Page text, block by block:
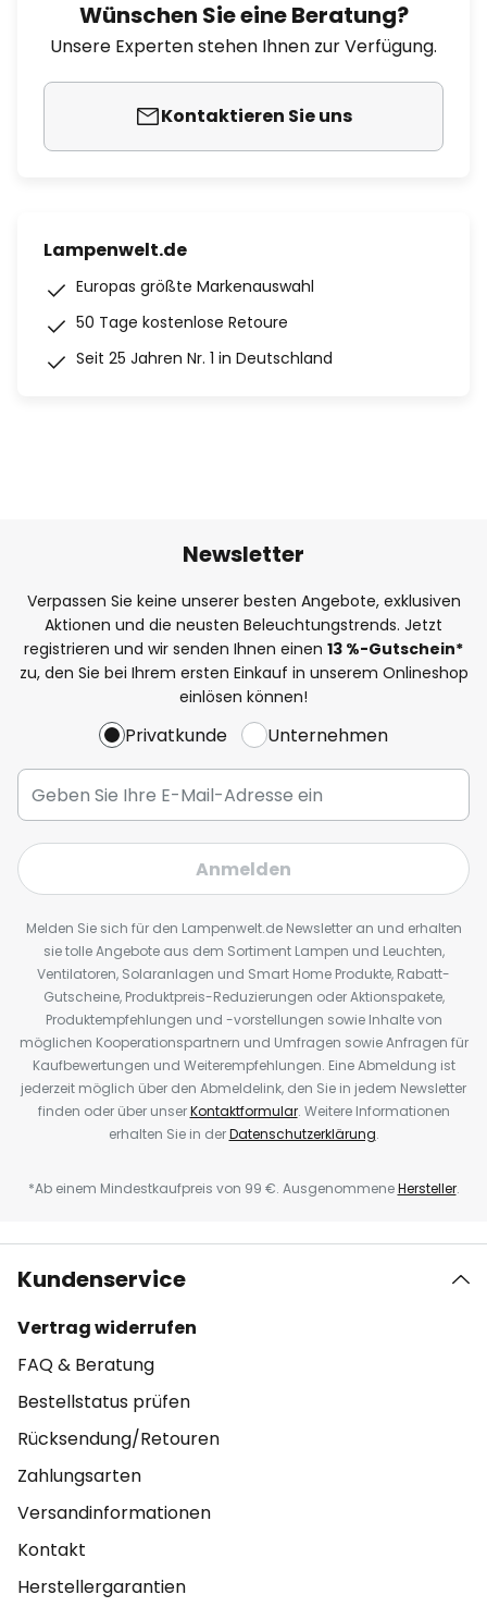
Wünschen Sie eine Beratung?
Unsere Experten stehen Ihnen zur Verfügung.
Kontaktieren Sie uns
Lampenwelt.de
Europas größte Markenauswahl
50 Tage kostenlose Retoure
Seit 25 Jahren Nr. 1 in Deutschland
Newsletter
Verpassen Sie keine unserer besten Angebote, exklusiven
Aktionen und die neusten Beleuchtungstrends. Jetzt
registrieren und wir senden Ihnen einen 13 %-Gutschein*
zu, den Sie bei Ihrem ersten Einkauf in unserem Onlineshop
einlösen können!
Privatkunde Unternehmen
Anmelden
Melden Sie sich für den Lampenwelt.de Newsletter an und erhalten
sie tolle Angebote aus dem Sortiment Lampen und Leuchten,
Ventilatoren, Solaranlagen und Smart Home Produkte, Rabatt-
Gutscheine, Produktpreis-Reduzierungen oder Aktionspakete,
Produktempfehlungen und -vorstellungen sowie Inhalte von
möglichen Kooperationspartnern und Umfragen sowie Anfragen für
Kaufbewertungen und Weiterempfehlungen. Eine Abmeldung ist
jederzeit möglich über den Abmeldelink, den Sie in jedem Newsletter
finden oder über unserKontaktformular. Weitere Informationen
erhalten Sie in derDatenschutzerklärung.
*Ab einem Mindestkaufpreis von 99 €. AusgenommeneHersteller.
Kundenservice
Vertrag widerrufen
FAQ & Beratung
Bestellstatus prüfen
Rücksendung/Retouren
Zahlungsarten
Versandinformationen
Kontakt
Herstellergarantien